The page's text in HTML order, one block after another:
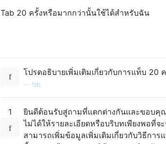
Tab 20 ครั้งหรือมากกว่านั้นใช้ได้สำหรับฉัน
โปรดอธิบายเพิ่มเติมเกี่ยวกับการแท็บ 20
fsb
1
ยินดีต้อนรับสู่ถามที่แตกต่างกันและขอบคุ
ไม่ได้ให้รายละเอียดหรือบริบทเพียงพอที่
สามารถเพิ่มข้อมูลเพิ่มเติมเกี่ยวกับวิธีกา